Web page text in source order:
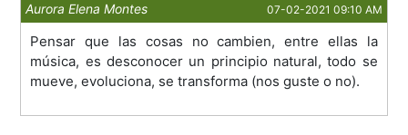
Aurora Elena Montes 07-02-2021 09:10 AM
Pensar que las cosas no cambien, entre ellas la
música, es desconocer un principio natural, todo se
mueve, evoluciona, se transforma (nos guste o no).